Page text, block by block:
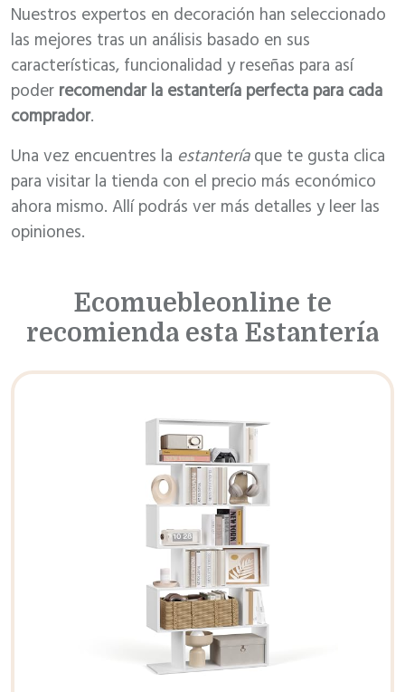
Nuestros expertos en decoración han seleccionado
las mejores tras un análisis basado en sus
características, funcionalidad y reseñas para así
poder recomendar la estantería perfecta para cada
comprador.
Una vez encuentres la estanteríaque te gusta clica
para visitar la tienda con el precio más económico
ahora mismo. Allí podrás ver más detalles y leer las
opiniones.
Ecomuebleonline te
recomienda esta Estantería